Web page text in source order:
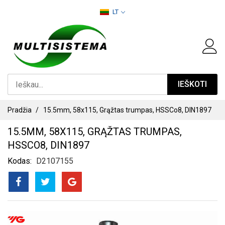
LT
IEŠKOTI
Pradžia 15.5mm, 58x115, Grąžtas trumpas, HSSCo8, DIN1897
15.5MM, 58X115, GRĄŽTAS TRUMPAS,
HSSCO8, DIN1897
Kodas D2107155
PEREITI